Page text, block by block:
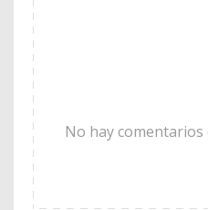
No hay comentarios